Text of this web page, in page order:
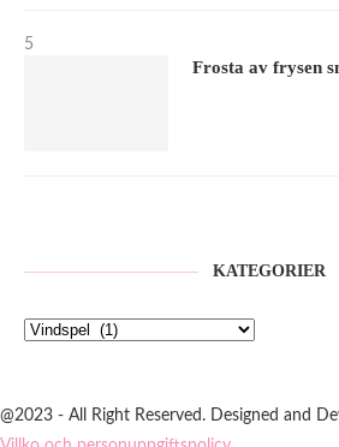
5
Frosta av frysen
KATEGORIER
@2023 - All Right Reserved. Designed and